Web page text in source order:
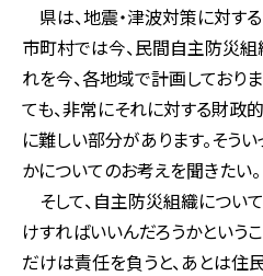
県は、地震・津波対策に対す
市町村では今、民間自主防災組
れを今、各地域で計画しており
ても、非常にそれに対する財政
に難しい部分があります。そう
かについてのお考えを聞きたい。
そして、自主防災組織につい
けすればいいんだろうかという
だけは責任を負うと、あとは住